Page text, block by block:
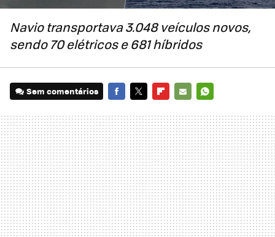
Navio transportava 3.048 veículos novos,
sendo 70 elétricos e 681 híbridos
Sem comentários
MAIL